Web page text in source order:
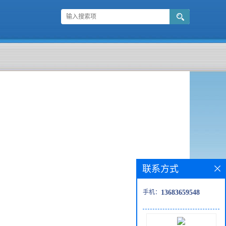
联系方式
手机： 13683659548